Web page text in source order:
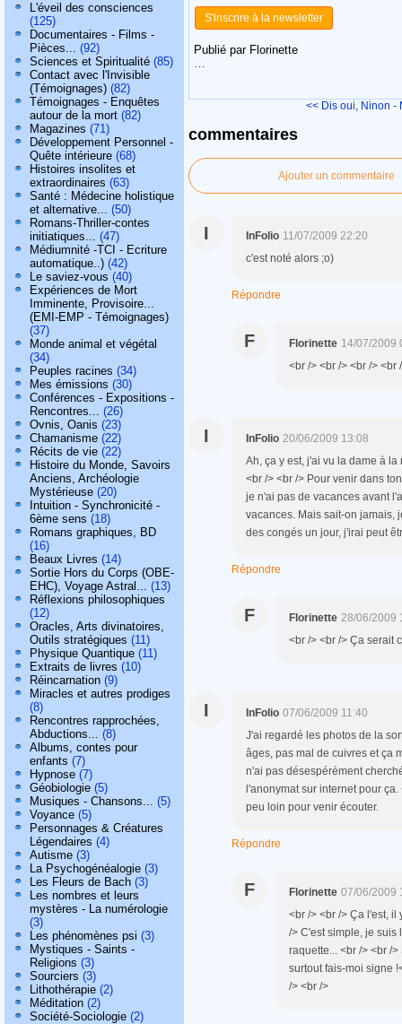
L'éveil des consciences
(125)
Documentaires - Films -
Pièces... (92)
Sciences et Spiritualité (85)
Contact avec l'Invisible
(Témoignages) (82)
Témoignages - Enquêtes
autour de la mort (82)
Magazines (71)
Développement Personnel -
Quête intérieure (68)
Histoires insolites et
extraordinaires (63)
Santé : Médecine holistique
et alternative... (50)
Romans-Thriller-contes
initiatiques... (47)
Médiumnité -TCI - Ecriture
automatique..) (42)
Le saviez-vous (40)
Expériences de Mort
Imminente, Provisoire...
(EMI-EMP - Témoignages)
(37)
Monde animal et végétal
(34)
Peuples racines (34)
Mes émissions (30)
Conférences - Expositions -
Rencontres... (26)
Ovnis, Oanis (23)
Chamanisme (22)
Récits de vie (22)
Histoire du Monde, Savoirs
Anciens, Archéologie
Mystérieuse (20)
Intuition - Synchronicité -
6ème sens (18)
Romans graphiques, BD
(16)
Beaux Livres (14)
Sortie Hors du Corps (OBE-
EHC), Voyage Astral... (13)
Réflexions philosophiques
(12)
Oracles, Arts divinatoires,
Outils stratégiques (11)
Physique Quantique (11)
Extraits de livres (10)
Réincarnation (9)
Miracles et autres prodiges
(8)
Rencontres rapprochées,
Abductions... (8)
Albums, contes pour
enfants (7)
Hypnose (7)
Géobiologie (5)
Musiques - Chansons... (5)
Voyance (5)
Personnages & Créatures
Légendaires (4)
Autisme (3)
La Psychogénéalogie (3)
Les Fleurs de Bach (3)
Les nombres et leurs
mystères - La numérologie
(3)
Les phénomènes psi (3)
Mystiques - Saints -
Religions (3)
Sourciers (3)
Lithothérapie (2)
Méditation (2)
Société-Sociologie (2)
S'inscrire à la newsletter
Publié par Florinette
…
<< Dis oui, Ninon -
commentaires
Ajouter un commentaire
I InFolio 11/07/2009 22:20
c'est noté alors ;o)
Répondre
F Florinette 14/07/2009
<br /> <br /> <br /> <br
I InFolio 20/06/2009 13:08
Ah, ça y est, j'ai vu la dame à
<br /> <br /> Pour venir dans
je n'ai pas de vacances avant
vacances. Mais sait-on jamais,
des congés un jour, j'irai peut
Répondre
F Florinette 28/06/2009
<br /> <br /> Ça serait
I InFolio 07/06/2009 11:40
J'ai regardé les photos de la
âges, pas mal de cuivres et ça
n'ai pas désespérément
l'anonymat sur internet pour
peu loin pour venir écouter.
Répondre
F Florinette 07/06/2009
<br /> <br /> Ça l'est,
/> C'est simple, je suis
raquette... <br /> <br /
surtout fais-moi signe
/> <br />